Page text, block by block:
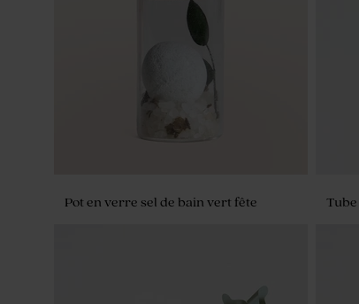
Dragées anniversaire eucalyptus
amande 1 kg (± 300 ex)
Pot en verre sel de bain vert fête